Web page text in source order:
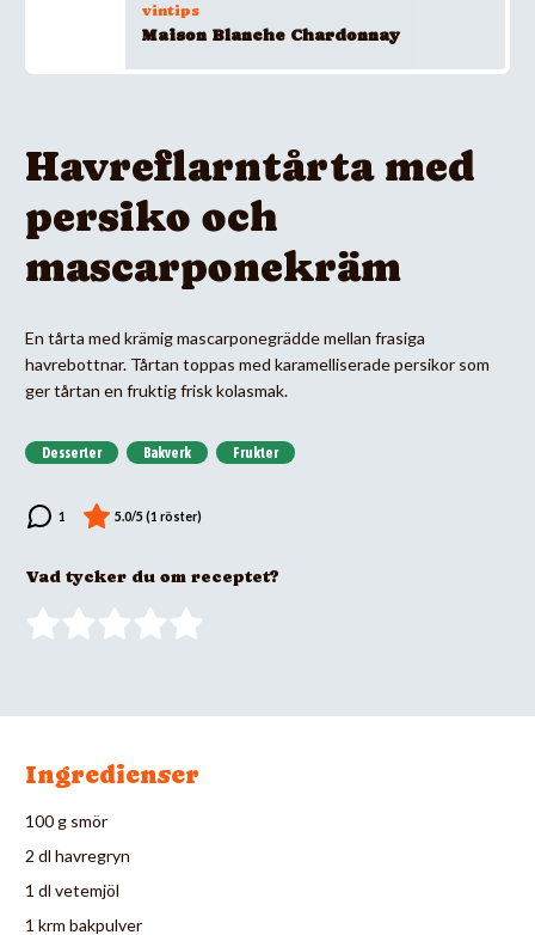
vintips
Maison Blanche Chardonnay
Havreflarntårta med
persiko och
mascarponekräm
En tårta med krämig mascarponegrädde mellan frasiga
havrebottnar. Tårtan toppas med karamelliserade persikor som
ger tårtan en fruktig frisk kolasmak.
Desserter Bakverk Frukter
Vad tycker du om receptet?
Ingredienser
100 g smör
2 dl havregryn
1 dl vetemjöl
1 krm bakpulver